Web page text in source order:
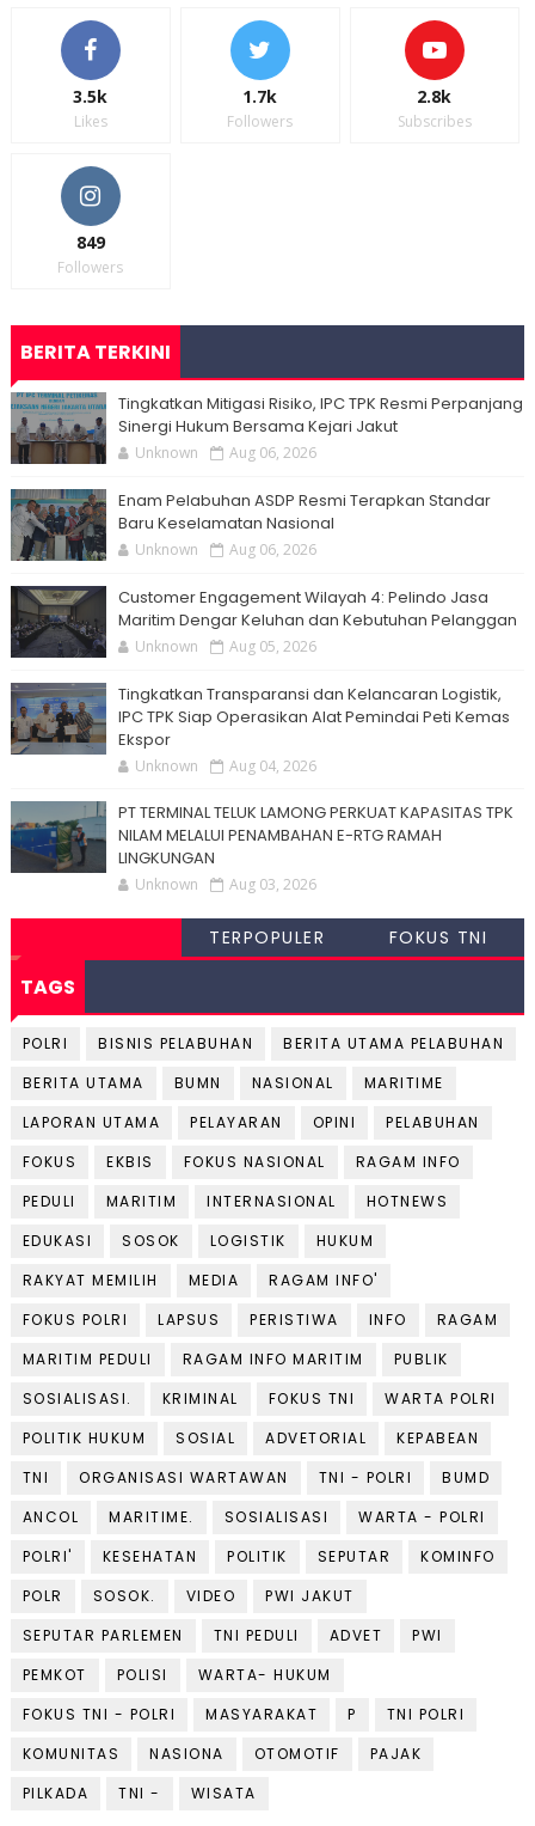
3.5k
Likes
1.7k
Followers
2.8k
Subscribes
849
Followers
BERITA TERKINI
Tingkatkan Mitigasi Risiko, IPC TPK Resmi Perpanjang
Sinergi Hukum Bersama Kejari Jakut
Unknown Aug 06, 2026
Enam Pelabuhan ASDP Resmi Terapkan Standar
Baru Keselamatan Nasional
Unknown Aug 06, 2026
Customer Engagement Wilayah 4: Pelindo Jasa
Maritim Dengar Keluhan dan Kebutuhan Pelanggan
Unknown Aug 05, 2026
Tingkatkan Transparansi dan Kelancaran Logistik,
IPC TPK Siap Operasikan Alat Pemindai Peti Kemas
Ekspor
Unknown Aug 04, 2026
PT TERMINAL TELUK LAMONG PERKUAT KAPASITAS TPK
NILAM MELALUI PENAMBAHAN E-RTG RAMAH
LINGKUNGAN
Unknown Aug 03, 2026
TERPOPULER FOKUS TNI
TAGS
POLRI BISNIS PELABUHAN
BERITA UTAMA PELABUHAN
BERITA UTAMA
BUMN NASIONAL
MARITIME
LAPORAN UTAMA
PELAYARAN OPINI
PELABUHAN
FOKUS
EKBIS FOKUS NASIONAL
RAGAM INFO
PEDULI
MARITIM INTERNASIONAL
HOTNEWS
EDUKASI
SOSOK LOGISTIK
HUKUM
RAKYAT MEMILIH
MEDIA
RAGAM INFO'
FOKUS POLRI
LAPSUS PERISTIWA INFO
RAGAM
MARITIM PEDULI
RAGAM INFO MARITIM
PUBLIK
SOSIALISASI.
KRIMINAL FOKUS TNI
WARTA POLRI
POLITIK HUKUM
SOSIAL ADVETORIAL
KEPABEAN
TNI
ORGANISASI WARTAWAN TNI - POLRI
BUMD
ANCOL
MARITIME. SOSIALISASI
WARTA - POLRI
POLRI'
KESEHATAN POLITIK SEPUTAR
KOMINFO
POLR
SOSOK. VIDEO
PWI JAKUT
SEPUTAR PARLEMEN
TNI PEDULI ADVET
PWI
PEMKOT
POLISI
WARTA- HUKUM
FOKUS TNI - POLRI
MASYARAKAT P
TNI POLRI
KOMUNITAS
NASIONA OTOMOTIF
PAJAK
PILKADA
TNI - WISATA